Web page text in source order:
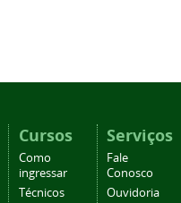
Cursos
Como
ingressar
Técnicos
Serviços
Fale
Conosco
Ouvidoria